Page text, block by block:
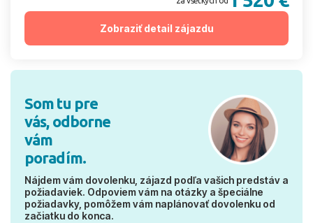
Zobraziť detail zájazdu
Som tu pre
vás, odborne
vám
poradím.
Nájdem vám dovolenku, zájazd podľa vašich predstáv a
požiadaviek. Odpoviem vám na otázky a špeciálne
požiadavky, pomôžem vám naplánovať dovolenku od
začiatku do konca.